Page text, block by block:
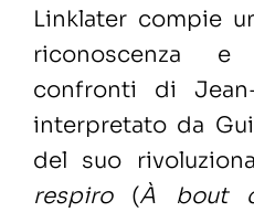
Linklater compie
riconoscenza
confronti di
interpretato da
del suo
respiro(À bout